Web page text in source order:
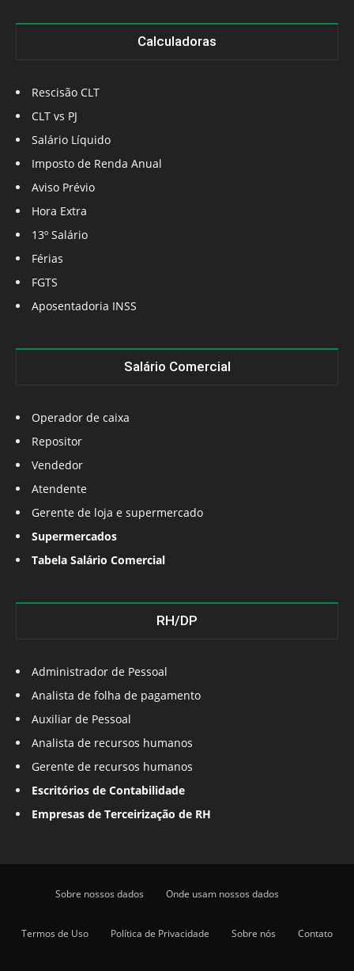
Calculadoras
Rescisão CLT
CLT vs PJ
Salário Líquido
Imposto de Renda Anual
Aviso Prévio
Hora Extra
13º Salário
Férias
FGTS
Aposentadoria INSS
Salário Comercial
Operador de caixa
Repositor
Vendedor
Atendente
Gerente de loja e supermercado
Supermercados
Tabela Salário Comercial
RH/DP
Administrador de Pessoal
Analista de folha de pagamento
Auxiliar de Pessoal
Analista de recursos humanos
Gerente de recursos humanos
Escritórios de Contabilidade
Empresas de Terceirização de RH
Sobre nossos dados Onde usam nossos dados
Termos de Uso Política de Privacidade Sobre nós Contato